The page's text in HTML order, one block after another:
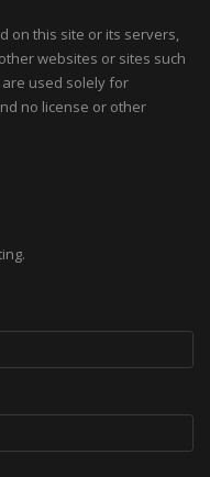
on this site or its servers,
websites or sites such
used solely for
no license or other